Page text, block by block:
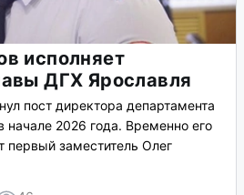
исполняет
ДГХ Ярославля
пост директора департамента
начале 2026 года. Временно его
первый заместитель Олег